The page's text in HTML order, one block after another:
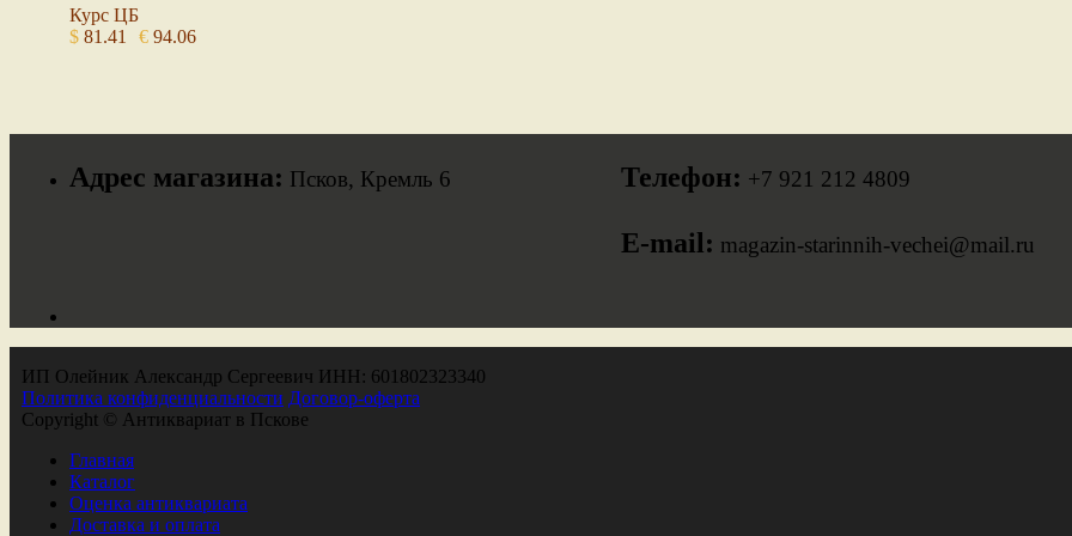
Курс ЦБ
$ 81.41 € 94.06
Адрес магазина: Псков, Кремль 6 Телефон: +7 921 212 4809
E-mail: magazin-starinnih-vechei@mail.ru
ИП Олейник Александр Сергеевич ИНН: 601802323340
Политика конфиденциальности Договор-оферта
Copyright © Антиквариат в Пскове
Главная
Каталог
Оценка антиквариата
Доставка и оплата